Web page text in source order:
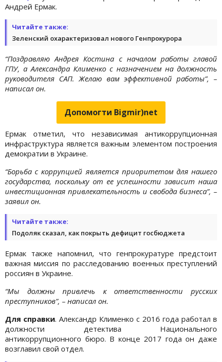
Андрей Ермак.
Читайте также:
Зеленский охарактеризовал нового Генпрокурора
“Поздравляю Андрея Костина с началом работы главой
ГПУ, а Александра Клименко с назначением на должность
руководителя САП. Желаю вам эффективной работы”, –
написал он.
Допомогти Bigmir)net
Ермак отметил, что независимая антикоррупционная
инфраструктура является важным элементом построения
демократии в Украине.
“Борьба с коррупцией является приоритетом для нашего
государства, поскольку от ее успешности зависит наша
инвестиционная привлекательность и свобода бизнеса”, –
заявил он.
Читайте также:
Подоляк сказал, как покрыть дефицит госбюджета
Ермак также напомнил, что генпрокуратуре предстоит
важная миссия по расследованию военных преступлений
россиян в Украине.
“Мы должны привлечь к ответственности русских
преступников”, – написал он.
Для справки. Александр Клименко с 2016 года работал в
должности детектива Национального
антикоррупционного бюро. В конце 2017 года он даже
возглавил свой отдел.